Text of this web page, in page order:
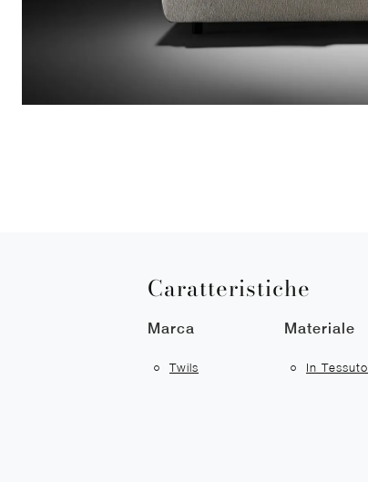
Caratteristiche
Marca
Twils
Materiale
In Tessuto